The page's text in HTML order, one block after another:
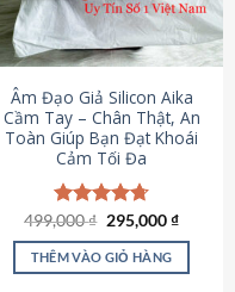
Âm Đạo Giả Silicon Aika
Cầm Tay – Chân Thật, An
Toàn Giúp Bạn Đạt Khoái
Cảm Tối Đa
Được xếp
hạng4.75
5 sao
499,000₫ Giá
là:
499,000 ₫.
295,000₫Giá
tại
THÊM VÀO GIỎ HÀNG